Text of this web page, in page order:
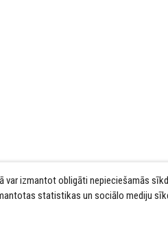
izmantot obligāti nepieciešamās
statistikas un sociālo mediju